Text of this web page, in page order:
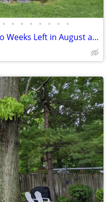
• • • • • • • •
Keuka Lake Cottage - Only Two Weeks Left in August and September!!!